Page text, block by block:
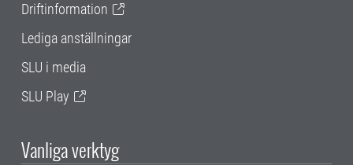
Driftinformation
Lediga anställningar
SLU i media
SLU Play
Vanliga verktyg